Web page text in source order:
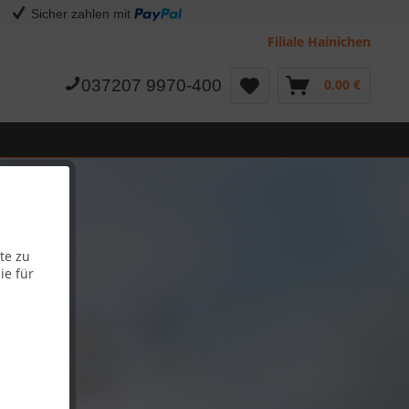
Sicher zahlen mit
Filiale Hainichen
037207 9970-400 0,00 €
zu
für